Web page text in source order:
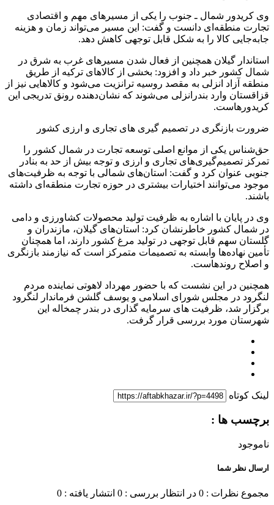
وی کریدور شمال ـ جنوب را یکی از مسیرهای مهم و اقتصادی
تجارت منطقه‌ای دانست و گفت: این مسیر می‌تواند زمان و هزینه
جابه‌جایی کالا را به شکل قابل توجهی کاهش دهد.
استاندار گیلان همچنین از فعال شدن مسیرهای غرب به شرق در
شمال کشور خبر داد و افزود: بخشی از کالاهای ترکیه از طریق
منطقه آزاد انزلی به مقصد روسیه ترانزیت می‌شود و کالاهایی نیز از
قزاقستان وارد بندرانزلی می‌شوند که نشان‌دهنده رونق تدریجی این
کریدورهاست.
ضرورت بازنگری در تصمیم گیری های تجاری و ارزی کشور
حق‌شناس یکی از موانع اصلی توسعه تجارت در شمال کشور را
تمرکز تصمیم‌گیری‌های تجاری و ارزی و توجه بیش از حد به بنادر
جنوبی عنوان کرد و گفت: استان‌های شمالی با توجه به ظرفیت‌های
موجود می‌توانند اختیارات بیشتری در حوزه تجارت منطقه‌ای داشته
باشند.
وی در پایان با اشاره به ظرفیت تولید محصولات کشاورزی و دامی
در شمال کشور خاطرنشان کرد: استان‌های گیلان، مازندران و
گلستان سهم قابل توجهی در تولید مرغ کشور دارند، اما همچنان
تأمین نهاده‌ها وابسته به تصمیمات متمرکز است که نیازمند بازنگری
و اصلاح روندهاست.
همچنین در این نشست که با حضور مهرداد لاهوتی نماینده مردم
لنگرود در مجلس شورای اسلامی و یوسف گلشن فرماندار لنگرود
برگزار شد، ظرفیت های سرمایه گذاری در بندر چمخاله این
شهرستان مورد بررسی قرار گرفت.
لینک کوتاه
برچسب ها :
ناموجود
ارسال نظر شما
مجموع نظرات : 0 در انتظار بررسی : 0 انتشار یافته : 0